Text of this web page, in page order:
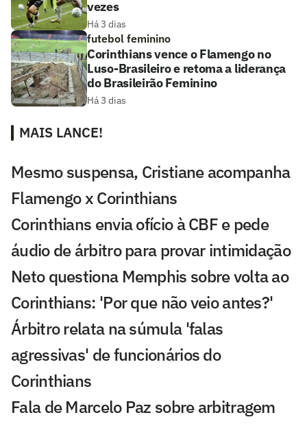
vezes
Há 3 dias
futebol feminino
Corinthians vence o Flamengo no
Luso-Brasileiro e retoma a liderança
do Brasileirão Feminino
Há 3 dias
MAIS LANCE!
Mesmo suspensa, Cristiane acompanha
Flamengo x Corinthians
Corinthians envia ofício à CBF e pede
áudio de árbitro para provar intimidação
Neto questiona Memphis sobre volta ao
Corinthians: 'Por que não veio antes?'
Árbitro relata na súmula 'falas
agressivas' de funcionários do
Corinthians
Fala de Marcelo Paz sobre arbitragem